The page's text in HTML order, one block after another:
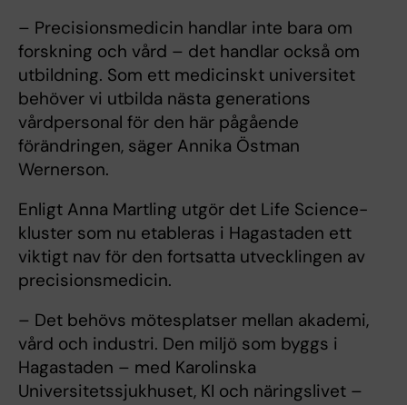
– Precisionsmedicin handlar inte bara om
forskning och vård – det handlar också om
utbildning. Som ett medicinskt universitet
behöver vi utbilda nästa generations
vårdpersonal för den här pågående
förändringen, säger Annika Östman
Wernerson.
Enligt Anna Martling utgör det Life Science-
kluster som nu etableras i Hagastaden ett
viktigt nav för den fortsatta utvecklingen av
precisionsmedicin.
– Det behövs mötesplatser mellan akademi,
vård och industri. Den miljö som byggs i
Hagastaden – med Karolinska
Universitetssjukhuset, KI och näringslivet –